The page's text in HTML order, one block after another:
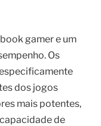
gamer e um
Os
dos jogos
mais potentes,
de